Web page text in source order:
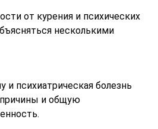
от курения и психических
несколькими
и психиатрическая болезнь
и общую